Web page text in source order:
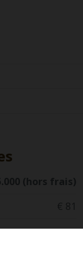
(hors frais)
€ 81